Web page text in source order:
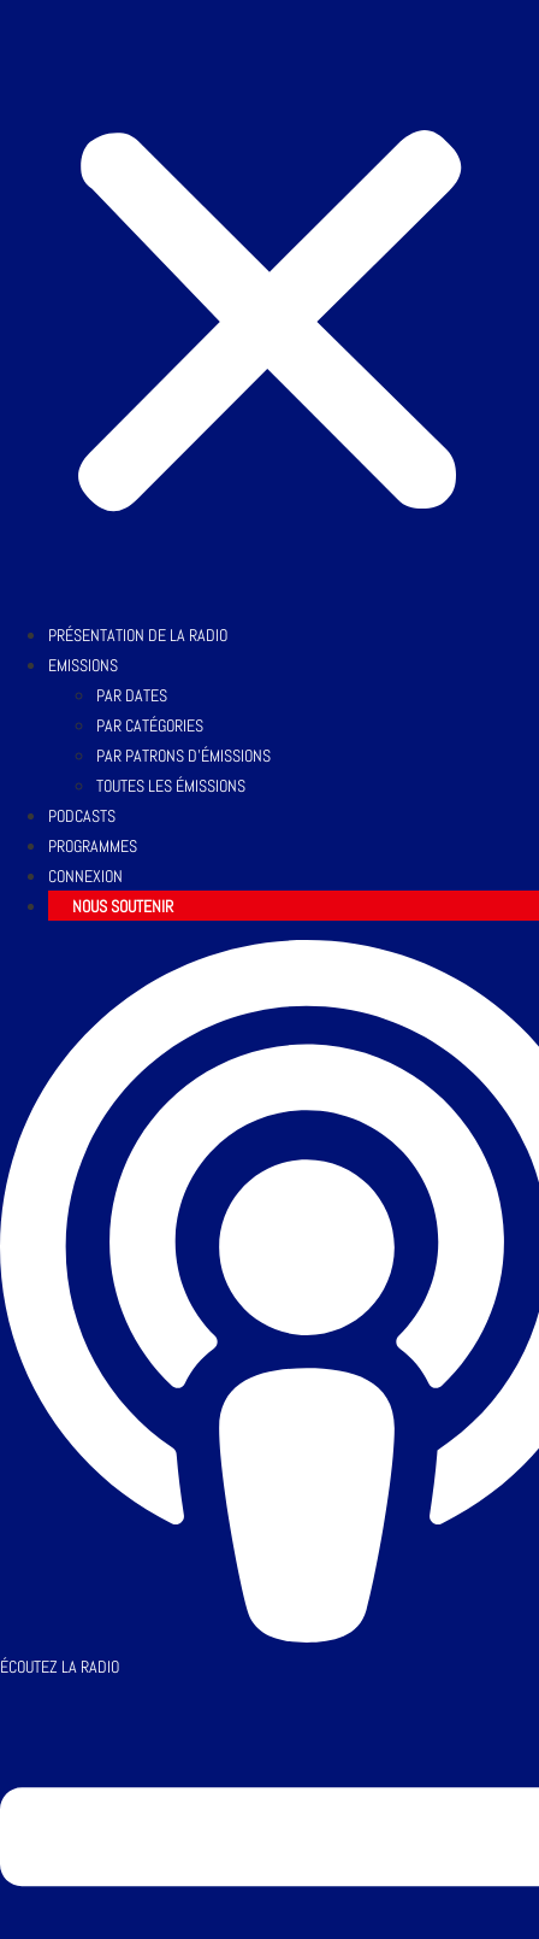
PRÉSENTATION DE LA RADIO
EMISSIONS
PAR DATES
PAR CATÉGORIES
PAR PATRONS D’ÉMISSIONS
TOUTES LES ÉMISSIONS
PODCASTS
PROGRAMMES
CONNEXION
NOUS SOUTENIR
ÉCOUTEZ LA RADIO